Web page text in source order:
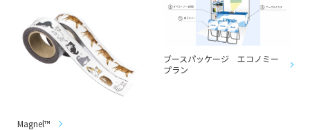
Magnel™
ブースパッケージ エコノミー
プラン